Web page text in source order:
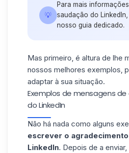
💡
Para mais
saudação do LinkedIn,
nosso guia dedicado.
Mas primeiro, é altura de lhe
nossos melhores exemplos,
adaptar à sua situação.
Exemplos de mensagens
do LinkedIn
Não há nada como alguns
escrever o agradecimento
LinkedIn. Depois de a